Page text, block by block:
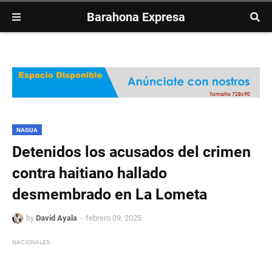
Barahona Expresa
NAGUA
Detenidos los acusados del crimen
contra haitiano hallado
desmembrado en La Lometa
by David Ayala febrero 09, 2025
NACIONALES